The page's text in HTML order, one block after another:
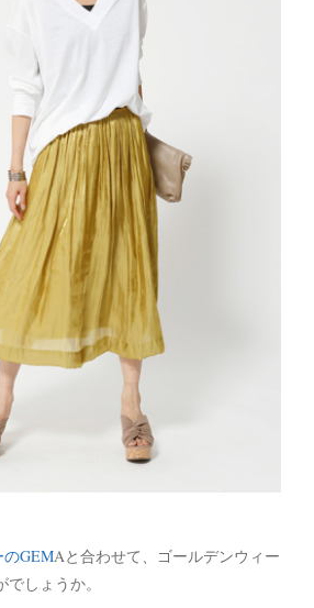
GEMAと合わせて、ゴールデンウィー
しょうか。